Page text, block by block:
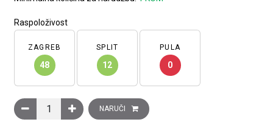
Raspoloživost
ZAGREB
48
SPLIT
12
PULA
0
Tipkalo Clasia, NO, 10A, 230 V, s LED lampicom i simbolom
NARUČI